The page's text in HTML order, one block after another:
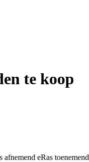
te koop
afnemend eRas toenemend